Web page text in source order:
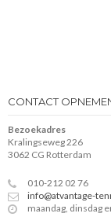
CONTACT
Bezoekadres
Kralingseweg 226
3062 CG Rotterdam
010-212 02 76
info@atvantage-
maandag, dinsdag